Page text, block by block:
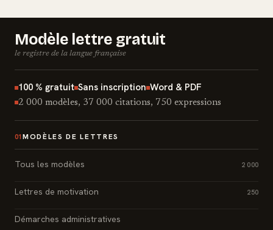
Modèle lettre gratuit
le registre de la langue française
100 % gratuit Sans inscription Word & PDF
2 000 modèles, 37 000 citations, 750 expressions
01 MODÈLES DE LETTRES
Tous les modèles 2 000
Lettres de motivation 250
Démarches administratives